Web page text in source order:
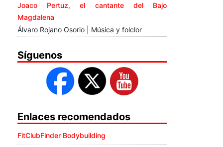
Joaco Pertuz, el cantante del Bajo
Magdalena
Álvaro Rojano Osorio | Música y folclor
Síguenos
Enlaces recomendados
FitClubFinder Bodybuilding